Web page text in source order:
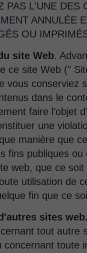
PAS L'UNE DES
ANNULÉE
OU
site Web.
ce site Web ("
vous conserviez
dans le
faire l'objet
une
manière que
fins publiques
web, que ce
utilisation de
fin que ce
sites web.
tout autre
concernant toute